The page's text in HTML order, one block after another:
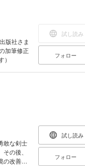
版社さま
加筆修正
試し読み
フォロー
敢な剣士
の後、
の改善だ
試し読み
フォロー